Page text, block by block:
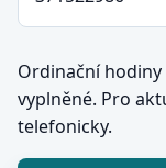
Ordinační
vyplněné. Pro
telefonicky.